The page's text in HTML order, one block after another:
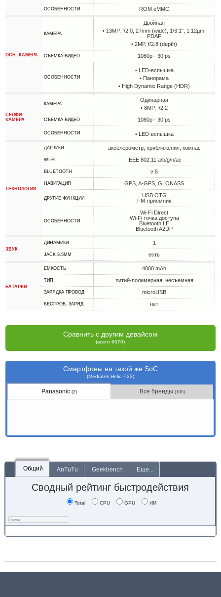
ОСОБЕННОСТИ ROM eMMC
ОСН. КАМЕРА
КАМЕРА
Двойная
• 13MP, f/2.0, 27mm (wide), 1/3.1", 1.12µm,
PDAF
• 2MP, f/2.8 (depth)
СЪЕМКА ВИДЕО 1080p - 30fps
ОСОБЕННОСТИ
• LED-вспышка
• Панорама
• High Dynamic Range (HDR)
СЕЛФИ
КАМЕРА
КАМЕРА
Одинарная
• 8MP, f/2.2
СЪЕМКА ВИДЕО 1080p - 30fps
ОСОБЕННОСТИ • LED-вспышка
ТЕХНОЛОГИИ
ДАТЧИКИ акселерометр, приближения, компас
WI-FI IEEE 802.11 a/b/g/n/ac
BLUETOOTH v 5
НАВИГАЦИЯ GPS, A-GPS, GLONASS
ДРУГИЕ ФУНКЦИИ
USB OTG
FM-приемник
ОСОБЕННОСТИ
Wi-Fi Direct
Wi-Fi точка доступа
Bluetooth LE
Bluetooth A2DP
ЗВУК
ДИНАМИКИ 1
JACK 3.5MM есть
БАТАРЕЯ
ЕМКОСТЬ 4000 mAh
ТИП литий-полимерная, несъемная
ЗАРЯДКА ПРОВОД microUSB
БЕСПРОВ. ЗАРЯД. нет
Сравнить с другим девайсом
(всего 6070)
Смартфоны на такой же SoC
(Mediatek Helio P22)
Panasonic(2) Все бренды (106)
Общий AnTuTu Geekbench Еще...
Сводный рейтинг быстродействия
Total CPU GPU ИИ